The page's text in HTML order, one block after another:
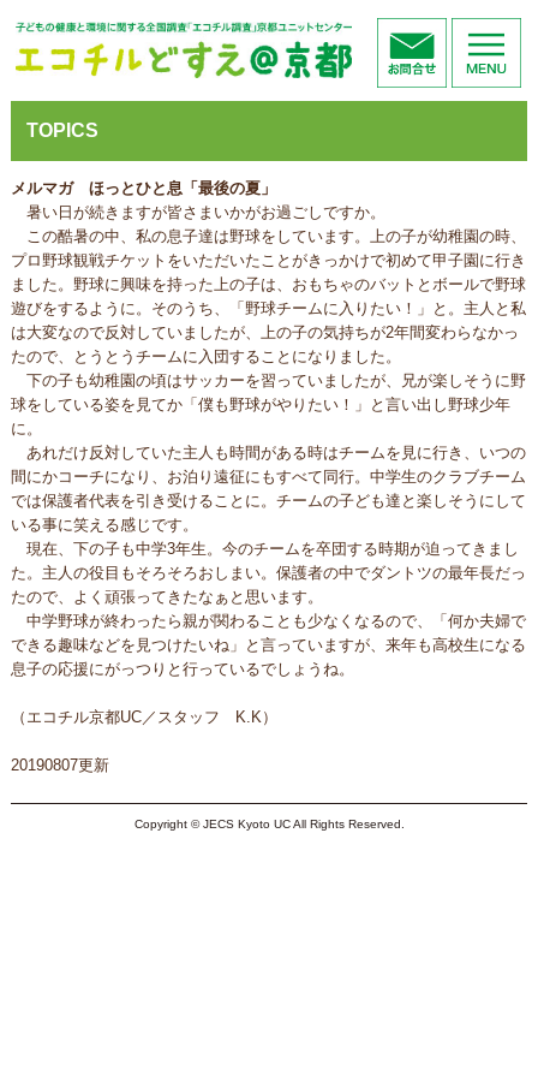
TOPICS
メルマガ ほっとひと息「最後の夏」
暑い日が続きますが皆さまいかがお過ごしですか。
この酷暑の中、私の息子達は野球をしています。
上の子が幼稚園の時、
プロ野球観戦チケットをいただいたことがきっかけで初めて甲子園に行き
ました。野球に興味を持った上の子は、 おもちゃのバットとボールで野球
遊びをするように。そのうち、「野球チームに入りたい！」と。 主人と私
は大変なので反対していましたが、
上の子の気持ちが2年間変わらなかっ
たので、
とうとうチームに入団することになりました。
下の子も幼稚園の頃はサッカーを習っていましたが、
兄が楽しそうに野
球をしている姿を見てか「僕も野球がやりたい！ 」と言い出し野球少年
に。
あれだけ反対していた主人も時間がある時はチームを見に行き、 いつの
間にかコーチになり、お泊り遠征にもすべて同行。 中学生のクラブチーム
では保護者代表を引き受けることに。 チームの子ども達と楽しそうにして
いる事に笑える感じです。
現在、下の子も中学3年生。 今のチームを卒団する時期が迫ってきまし
た。 主人の役目もそろそろおしまい。 保護者の中でダントツの最年長だっ
たので、
よく頑張ってきたなぁと思います。
中学野球が終わったら親が関わることも少なくなるので、「何か夫婦で
できる趣味などを見つけたいね」と言っていますが、 来年も高校生になる
息子の応援にがっつりと行っているでしょうね 。
（エコチル京都UC／スタッフ K.K）
20190807更新
Copyright © JECS Kyoto UC All Rights Reserved.